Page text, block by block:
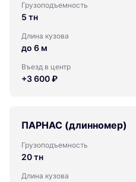
Грузоподъемность
5 тн
Длина кузова
до 6 м
Въезд в центр
+3 600 ₽
ПАРНАС (длинномер)
Грузоподъемность
20 тн
Длина кузова